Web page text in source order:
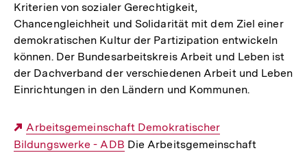
Kriterien von sozialer Gerechtigkeit,
Chancengleichheit und Solidarität mit dem Ziel einer
demokratischen Kultur der Partizipation entwickeln
können. Der Bundesarbeitskreis Arbeit und Leben ist
der Dachverband der verschiedenen Arbeit und Leben
Einrichtungen in den Ländern und Kommunen.
Externer
Link:
Arbeitsgemeinschaft Demokratischer
Bildungswerke - ADB Die Arbeitsgemeinschaft